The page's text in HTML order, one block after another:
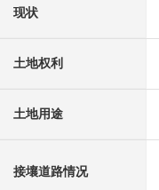
现状
土地权利
土地用途
接壤道路情况